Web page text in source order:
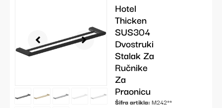
Hotel
Thicken
SUS304
Dvostruki
Stalak Za
Ručnike
Za
Praonicu
Šifra artikla: M242**